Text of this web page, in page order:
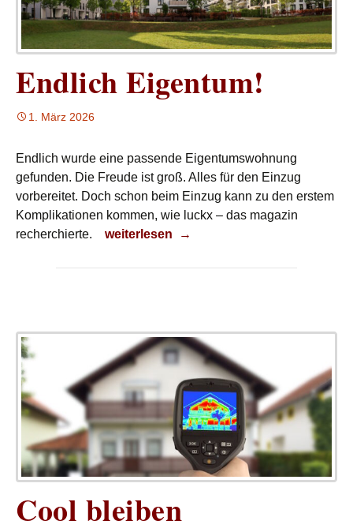
Endlich Eigentum!
1. März 2026
Endlich wurde eine passende Eigentumswohnung
gefunden. Die Freude ist groß. Alles für den Einzug
vorbereitet. Doch schon beim Einzug kann zu den erstem
Komplikationen kommen, wie luckx – das magazin
recherchierte.
Endlich Eigentum!
weiterlesen →
Cool bleiben